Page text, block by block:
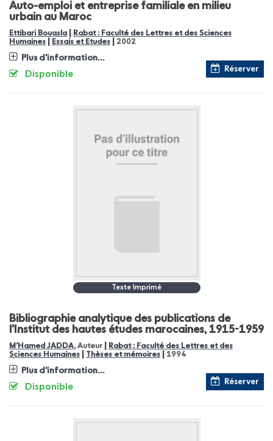
Auto-emploi et entreprise familiale en milieu
urbain au Maroc
Ettibari Bouasla
Rabat : Faculté des Lettres et des Sciences
Humaines
Essais et Etudes 2002
Plus d'information...
Réserver
Disponible
Texte Imprimé
Bibliographie analytique des publications de
l'Institut des hautes études marocaines, 1915-1959
M'Hamed JADDA, Auteur
Rabat : Faculté des Lettres et des
Sciences Humaines
Thèses et mémoires 1994
Plus d'information...
Réserver
Disponible